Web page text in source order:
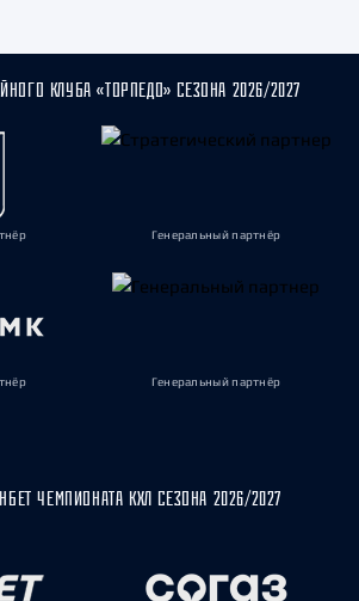
КЛУБА «ТОРПЕДО» СЕЗОНА 2026/2027
Генеральный партнёр
Генеральный партнёр
ЧЕМПИОНАТА КХЛ СЕЗОНА 2026/2027